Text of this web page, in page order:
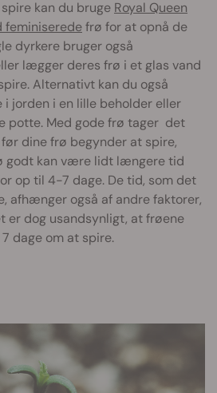
kan du bruge Royal Queen
feminiseredefrø for at opnå de
dyrkere bruger også
lægger deres frø i et glas vand
Alternativt kan du også
jorden i en lille beholder eller
potte. Med gode frø tager det
dine frø begynder at spire,
godt kan være lidt længere tid
op til 4-7 dage. De tid, som det
afhænger også af andre faktorer,
er dog usandsynligt, at frøene
dage om at spire.